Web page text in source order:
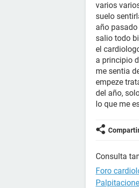
varios
suelo
año
salio todo
el
a principio
me sentia
empeze
del año,
lo que me
Consulta
Foro